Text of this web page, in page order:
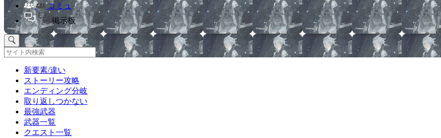
コミュ
掲示板
新要素/違い
ストーリー攻略
エンディング分岐
取り返しつかない
最強武器
武器一覧
クエスト一覧